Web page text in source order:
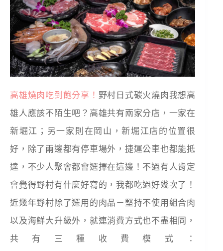
高雄燒肉吃到飽分享！ 野村日式碳火燒肉我想高
雄人應該不陌生吧？高雄共有兩家分店，一家在
新堀江；另一家則在岡山，新堀江店的位置很
好，除了兩邊都有停車場外，捷運公車也都能抵
達，不少人聚會都會選擇在這邊！不過有人肯定
會覺得野村有什麼好寫的，我都吃過好幾次了！
近幾年野村除了選用的肉品－堅持不使用組合肉
以及海鮮大升級外，就連消費方式也不盡相同，
共有三種收費模式：